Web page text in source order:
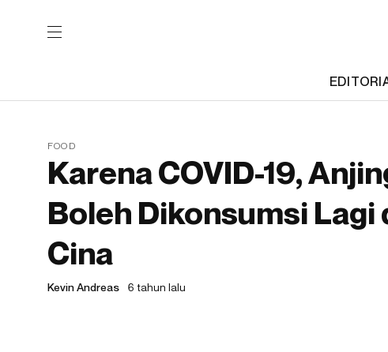
FOOD
Karena COVID-19,
Boleh Dikonsumsi Lagi
Cina
Kevin Andreas 6 tahun lalu